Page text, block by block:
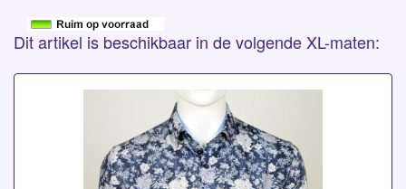
Dit artikel is beschikbaar in de volgende XL-maten: